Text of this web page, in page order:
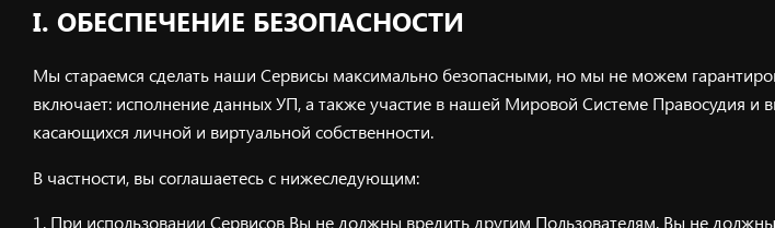
I. ОБЕСПЕЧЕНИЕ БЕЗОПАСНОСТИ
Мы стараемся сделать наши Сервисы максимально безопасными, но мы не можем
включает: исполнение данных УП, а также участие в нашей Мировой Системе Правосудия
касающихся личной и виртуальной собственности.
В частности, вы соглашаетесь с нижеследующим:
При использовании Сервисов Вы не должны вредить другим Пользователям. Вы не